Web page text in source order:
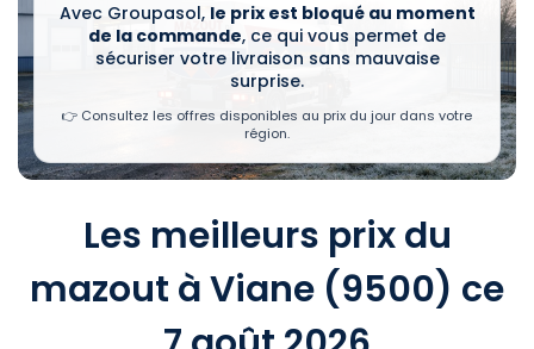
Avec Groupasol, le prix est bloqué au moment
de la commande, ce qui vous permet de
sécuriser votre livraison sans mauvaise
surprise.
👉 Consultez les offres disponibles au prix du jour dans votre
région.
Les meilleurs prix du
mazout à Viane (9500) ce